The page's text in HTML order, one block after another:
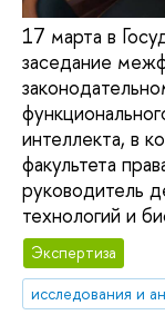
17 марта в
заседание
интеллекта, в
факультета
руководитель
технологий и
Экспертиза
исследования и